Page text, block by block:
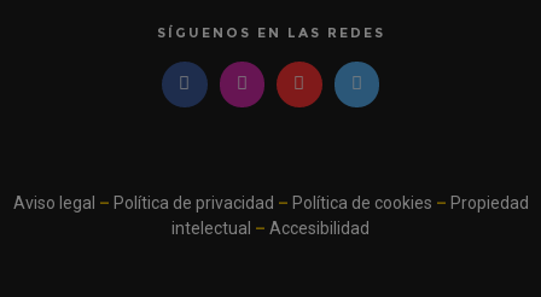
SÍGUENOS EN LAS REDES
Aviso legal – Política de privacidad – Política de cookies – Propiedad
intelectual – Accesibilidad